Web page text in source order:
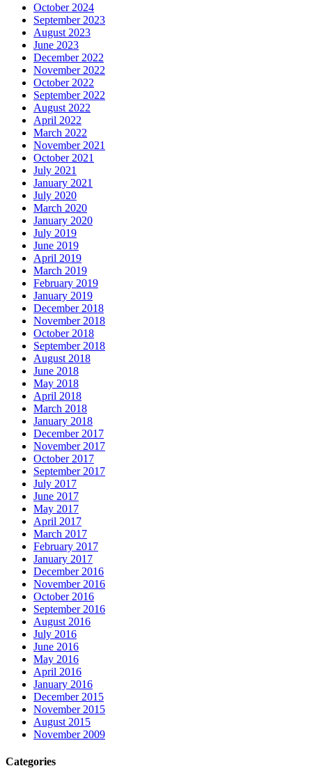
October 2024
September 2023
August 2023
June 2023
December 2022
November 2022
October 2022
September 2022
August 2022
April 2022
March 2022
November 2021
October 2021
July 2021
January 2021
July 2020
March 2020
January 2020
July 2019
June 2019
April 2019
March 2019
February 2019
January 2019
December 2018
November 2018
October 2018
September 2018
August 2018
June 2018
May 2018
April 2018
March 2018
January 2018
December 2017
November 2017
October 2017
September 2017
July 2017
June 2017
May 2017
April 2017
March 2017
February 2017
January 2017
December 2016
November 2016
October 2016
September 2016
August 2016
July 2016
June 2016
May 2016
April 2016
January 2016
December 2015
November 2015
August 2015
November 2009
Categories